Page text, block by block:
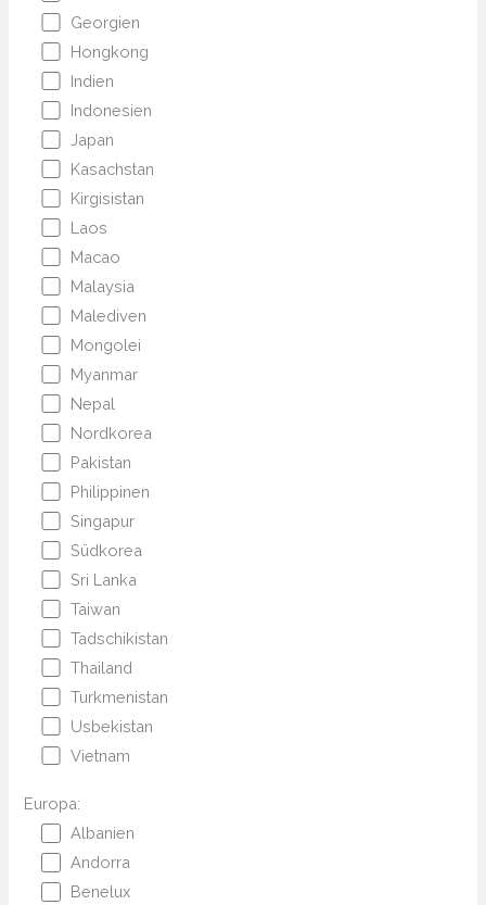
Georgien
Hongkong
Indien
Indonesien
Japan
Kasachstan
Kirgisistan
Laos
Macao
Malaysia
Malediven
Mongolei
Myanmar
Nepal
Nordkorea
Pakistan
Philippinen
Singapur
Südkorea
Sri Lanka
Taiwan
Tadschikistan
Thailand
Turkmenistan
Usbekistan
Vietnam
Europa:
Albanien
Andorra
Benelux